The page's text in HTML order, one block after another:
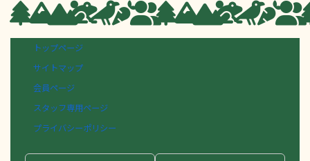
トップページ
サイトマップ
会員ページ
スタッフ専用ページ
プライバシーポリシー